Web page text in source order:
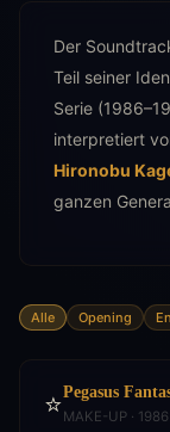
Der
Teil seiner
Serie
interpretiert
Hironobu
ganzen
Alle Opening
⭐Pegasus
MAKE-UP · 1986